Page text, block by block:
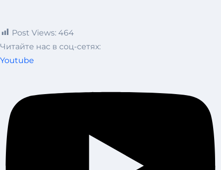
Post Views: 464
Читайте нас в соц-сетях:
Youtube